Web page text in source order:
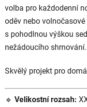
volba pro každodenní
oděv nebo
s pohodlnou výškou
nežádoucího shrnování.
Skvělý projekt pro
🔹 Velikostní rozsah: